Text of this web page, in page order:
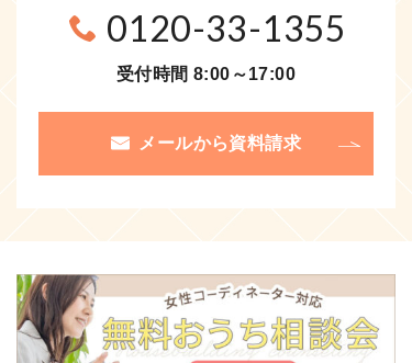
0120-33-1355
受付時間 8:00～17:00
メールから資料請求